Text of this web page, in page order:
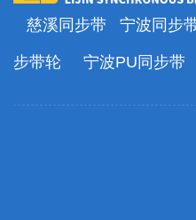
慈溪同步带 宁波同步
步带轮 宁波PU同步带